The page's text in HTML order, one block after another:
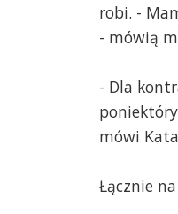
robi. -
- mówią
- Dla
mówi
Łącznie